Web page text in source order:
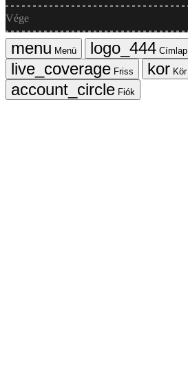
Vége
Menü
Címlap
Friss
Kör
Fiók